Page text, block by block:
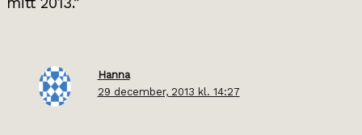
Hanna
29 december, 2013 kl. 14:27